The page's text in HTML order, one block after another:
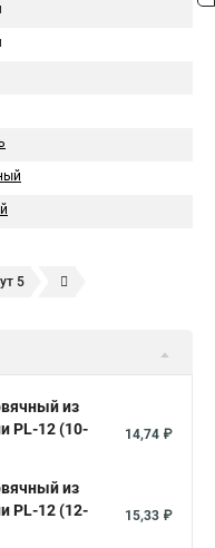
5
для прокладки трубы
Хомут 2 Хомут 40
из
PL-12 (10-
14,74 ₽
из
PL-12 (12-
15,33 ₽